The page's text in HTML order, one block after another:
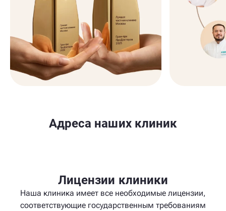
Адреса наших клиник
Лицензии клиники
Наша клиника имеет все необходимые лицензии,
соответствующие государственным требованиям